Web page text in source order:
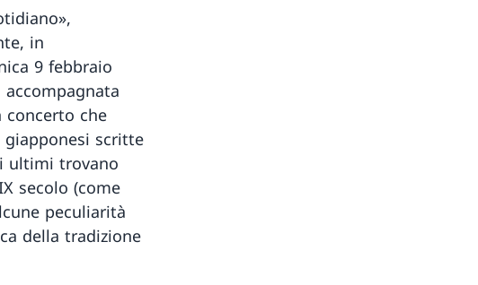
in
9 febbraio
accompagnata
che
giapponesi scritte
ultimi trovano
secolo (come
peculiarità
della tradizione